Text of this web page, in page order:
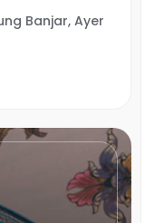
Banjar, Ayer